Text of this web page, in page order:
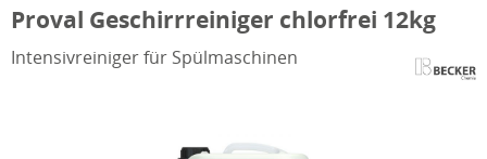
Proval Geschirrreiniger chlorfrei 12kg
Intensivreiniger für Spülmaschinen